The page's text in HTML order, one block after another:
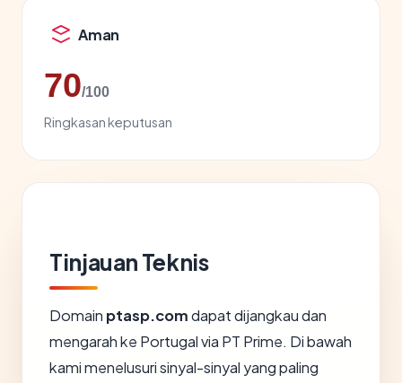
Aman
70/100
Ringkasan keputusan
Tinjauan Teknis
Domain ptasp.comdapat dijangkau dan
mengarah ke Portugal via PT Prime. Di bawah
kami menelusuri sinyal-sinyal yang paling